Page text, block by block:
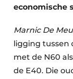
economische
Marnic De
ligging tussen
met de N60
de E40. Die